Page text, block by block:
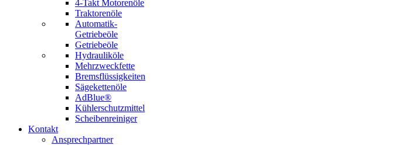
4-Takt Motorenöle
Traktorenöle
Automatik-
Getriebeöle
Getriebeöle
Hydrauliköle
Mehrzweckfette
Bremsflüssigkeiten
Sägekettenöle
AdBlue®
Kühlerschutzmittel
Scheibenreiniger
Kontakt
Ansprechpartner